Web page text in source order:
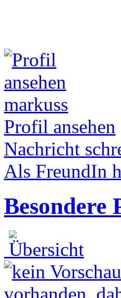
markuss
Profil ansehen
Nachricht
Als FreundIn
Besondere